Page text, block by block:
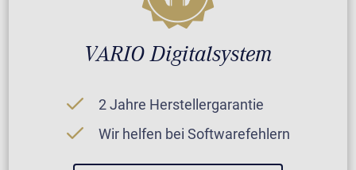
VARIO Digitalsystem
2 Jahre Herstellergarantie
Wir helfen bei Softwarefehlern